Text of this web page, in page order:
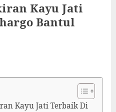
Kayu Jati
Bantul
Kayu Jati Terbaik Di